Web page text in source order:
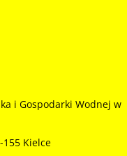
i Gospodarki Wodnej w
155 Kielce